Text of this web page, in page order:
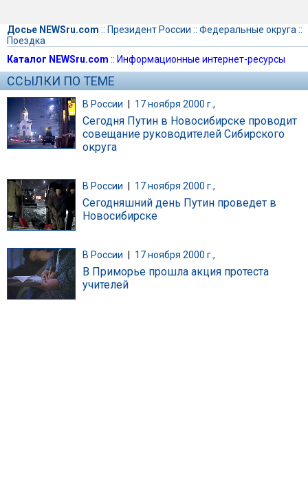
Досье NEWSru.com :: Президент России :: Федеральные округа ::
Поездка
Каталог NEWSru.com :: Информационные интернет-ресурсы
ССЫЛКИ ПО ТЕМЕ
В России | 17 ноября 2000 г.,
Сегодня Путин в Новосибирске проводит
совещание руководителей Сибирского
округа
В России 17 ноября 2000 г.,
Сегодняшний день Путин проведет в
Новосибирске
В России 17 ноября 2000 г.,
В Приморье прошла акция протеста
учителей